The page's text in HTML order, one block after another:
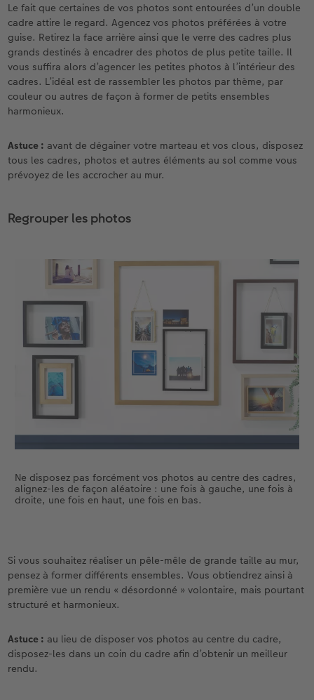
Le fait que certaines de vos photos sont entourées d’un double
cadre attire le regard. Agencez vos photos préférées à votre
guise. Retirez la face arrière ainsi que le verre des cadres plus
grands destinés à encadrer des photos de plus petite taille. Il
vous suffira alors d’agencer les petites photos à l’intérieur des
cadres. L’idéal est de rassembler les photos par thème, par
couleur ou autres de façon à former de petits ensembles
harmonieux.
Astuce : avant de dégainer votre marteau et vos clous, disposez
tous les cadres, photos et autres éléments au sol comme vous
prévoyez de les accrocher au mur.
Regrouper les photos
Ne disposez pas forcément vos photos au centre des cadres,
alignez-les de façon aléatoire : une fois à gauche, une fois à
droite, une fois en haut, une fois en bas.
Si vous souhaitez réaliser un pêle-mêle de grande taille au mur,
pensez à former différents ensembles. Vous obtiendrez ainsi à
première vue un rendu « désordonné » volontaire, mais pourtant
structuré et harmonieux.
Astuce : au lieu de disposer vos photos au centre du cadre,
disposez-les dans un coin du cadre afin d’obtenir un meilleur
rendu.